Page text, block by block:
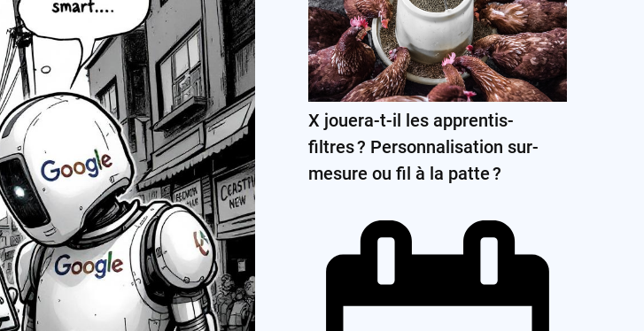
X jouera-t-il les apprentis-
filtres ? Personnalisation sur-
mesure ou fil à la patte ?